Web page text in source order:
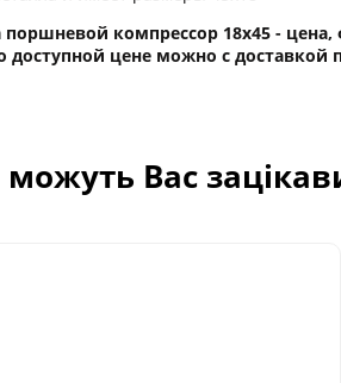
компрессор 18х45 - цена,
доступной цене можно с доставкой
можуть Вас